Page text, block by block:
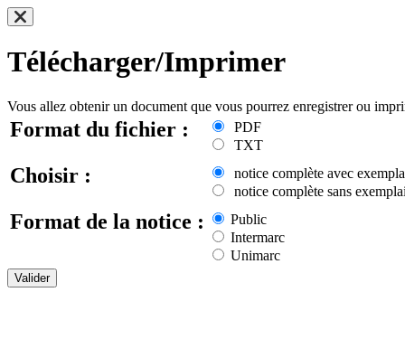
Télécharger/Imprimer
Vous allez obtenir un document que vous pourrez enregistrer ou
Format du fichier :
PDF
TXT
Choisir :
notice complète avec
notice complète sans
Format de la notice :
Public
Intermarc
Unimarc